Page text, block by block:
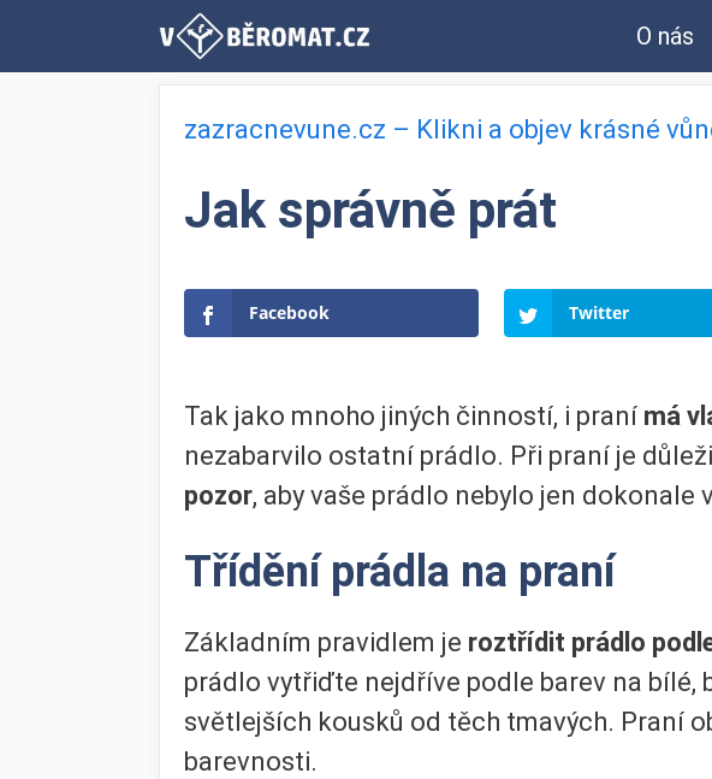
O nás
zazracnevune.cz – Klikni a objev krásné
Jak správně prát
Facebook Twitter
Tak jako mnoho jiných činností, i praní má
nezabarvilo ostatní prádlo. Při praní je
pozor, aby vaše prádlo nebylo jen dokonale
Třídění prádla na praní
Základním pravidlem je roztřídit prádlo
prádlo vytřiďte nejdříve podle barev na bílé,
světlejších kousků od těch tmavých. Praní
barevnosti.